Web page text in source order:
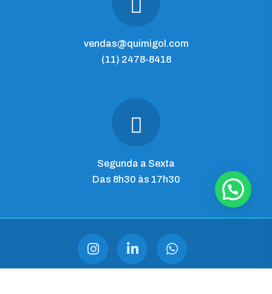
vendas@quimigol.com
(11) 2478-8418
Segunda a Sexta
Das 8h30 às 17h30